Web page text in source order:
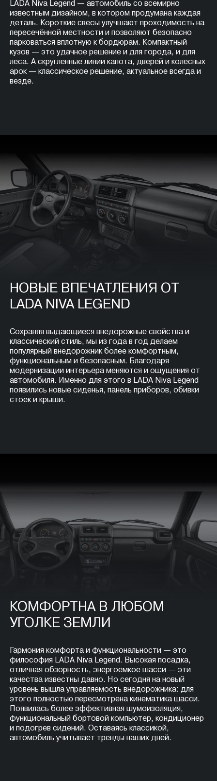
LADA Niva Legend — автомобиль со всемирно
известным дизайном, в котором продумана каждая
деталь. Короткие свесы улучшают проходимость на
пересечённой местности и позволяют безопасно
парковаться вплотную к бордюрам. Компактный
кузов — это удачное решение и для города, и для
леса. А скругленные линии капота, дверей и колесных
арок — классическое решение, актуальное всегда и
везде.
НОВЫЕ ВПЕЧАТЛЕНИЯ ОТ
LADA NIVA LEGEND
Сохраняя выдающиеся внедорожные свойства и
классический стиль, мы из года в год делаем
популярный внедорожник более комфортным,
функциональным и безопасным. Благодаря
модернизации интерьера меняются и ощущения от
автомобиля. Именно для этого в LADA Niva Legend
появились новые сиденья, панель приборов, обивки
стоек и крыши.
КОМФОРТНА В ЛЮБОМ
УГОЛКЕ ЗЕМЛИ
Гармония комфорта и функциональности — это
философия LADA Niva Legend. Высокая посадка,
отличная обзорность, энергоемкое шасси — эти
качества известны давно. Но сегодня на новый
уровень вышла управляемость внедорожника: для
этого полностью пересмотрена кинематика шасси.
Появилась более эффективная шумоизоляция,
функциональный бортовой компьютер, кондиционер
и подогрев сидений. Оставаясь классикой,
автомобиль учитывает тренды наших дней.